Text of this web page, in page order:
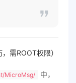
需ROOT权限）
MicroMsg/
中，